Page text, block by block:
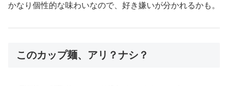
かなり個性的な味わいなので、好き嫌いが分かれるかも。
このカップ麺、アリ？ナシ？